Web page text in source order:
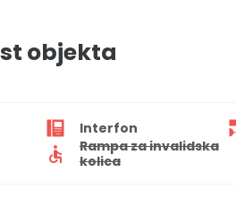
objekta
Interfon
Rampa za invalidska
kolica